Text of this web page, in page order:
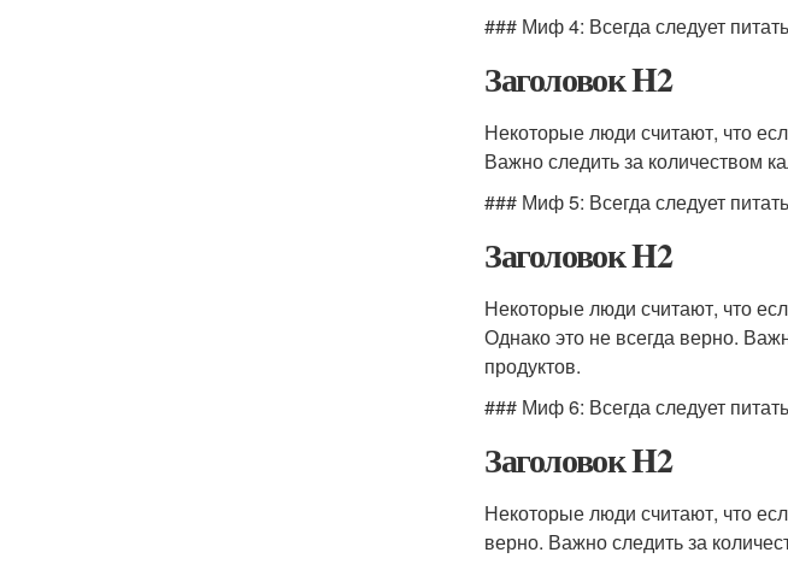
### Миф 4: Всегда следует
Заголовок H2
Некоторые люди считают, что
Важно следить за количеством
### Миф 5: Всегда следует
Заголовок H2
Некоторые люди считают, что
Однако это не всегда верно.
продуктов.
### Миф 6: Всегда следует
Заголовок H2
Некоторые люди считают, что
верно. Важно следить за